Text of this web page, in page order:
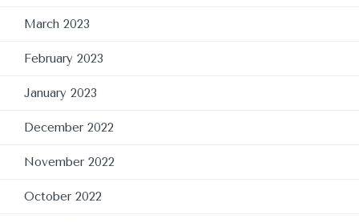
March 2023
February 2023
January 2023
December 2022
November 2022
October 2022